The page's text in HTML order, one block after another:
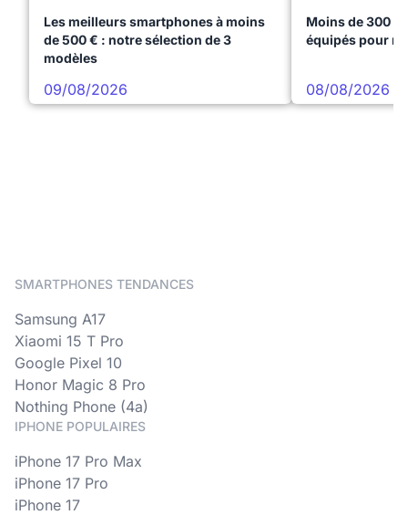
Les meilleurs smartphones à moins
de 500 € : notre sélection de 3
modèles
09/08/2026
Moins de 300 €
équipés pour
08/08/2026
SMARTPHONES TENDANCES
Samsung A17
Xiaomi 15 T Pro
Google Pixel 10
Honor Magic 8 Pro
Nothing Phone (4a)
IPHONE POPULAIRES
iPhone 17 Pro Max
iPhone 17 Pro
iPhone 17